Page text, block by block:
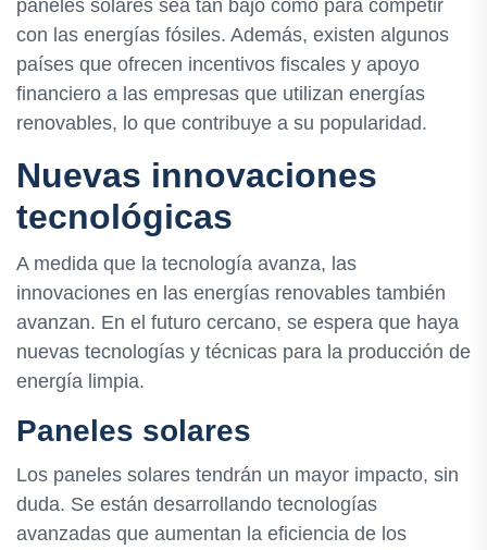
paneles solares sea tan bajo como para competir
con las energías fósiles. Además, existen algunos
países que ofrecen incentivos fiscales y apoyo
financiero a las empresas que utilizan energías
renovables, lo que contribuye a su popularidad.
Nuevas innovaciones
tecnológicas
A medida que la tecnología avanza, las
innovaciones en las energías renovables también
avanzan. En el futuro cercano, se espera que haya
nuevas tecnologías y técnicas para la producción de
energía limpia.
Paneles solares
Los paneles solares tendrán un mayor impacto, sin
duda. Se están desarrollando tecnologías
avanzadas que aumentan la eficiencia de los